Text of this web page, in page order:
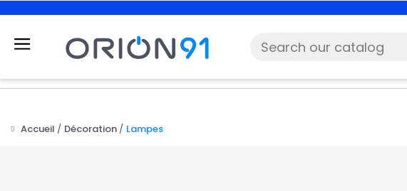
Accueil Décoration Lampes